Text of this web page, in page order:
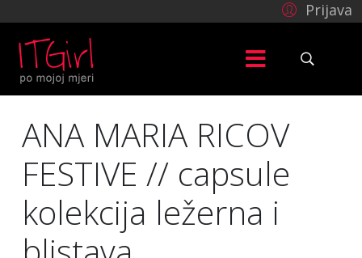
Prijava
ANA MARIA RICOV
FESTIVE // capsule
kolekcija ležerna i